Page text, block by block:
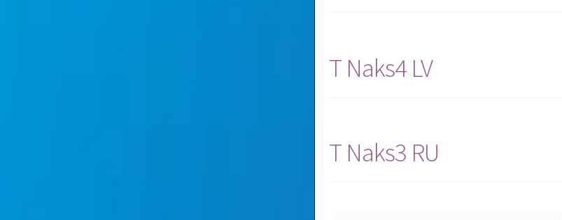
T Naks4 LV
T Naks3 RU